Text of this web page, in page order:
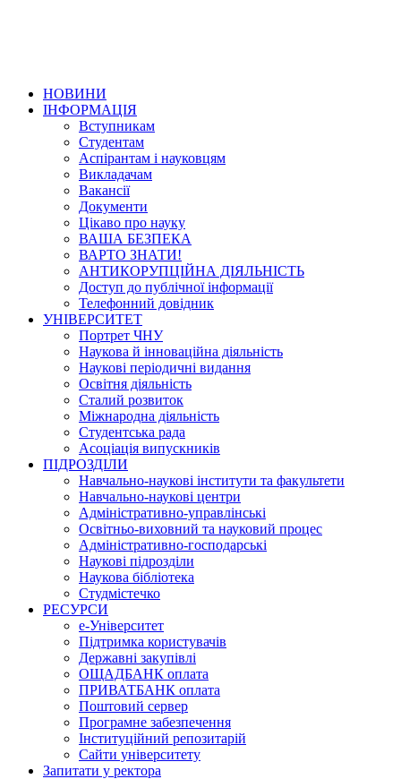
НОВИНИ
ІНФОРМАЦІЯ
Вступникам
Студентам
Аспірантам і науковцям
Викладачам
Вакансії
Документи
Цікаво про науку
ВАША БЕЗПЕКА
ВАРТО ЗНАТИ!
АНТИКОРУПЦІЙНА ДІЯЛЬНІСТЬ
Доступ до публічної інформації
Телефонний довідник
УНІВЕРСИТЕТ
Портрет ЧНУ
Наукова й інноваційна діяльність
Наукові періодичні видання
Освітня діяльність
Сталий розвиток
Міжнародна діяльність
Студентська рада
Асоціація випускників
ПІДРОЗДІЛИ
Навчально-наукові інститути та факультети
Навчально-наукові центри
Адміністративно-управлінські
Освітньо-виховний та науковий процес
Адміністративно-господарські
Наукові підрозділи
Наукова бібліотека
Студмістечко
РЕСУРСИ
е-Університет
Підтримка користувачів
Державні закупівлі
ОЩАДБАНК оплата
ПРИВАТБАНК оплата
Поштовий сервер
Програмне забезпечення
Інституційний репозитарій
Сайти університету
Запитати у ректора